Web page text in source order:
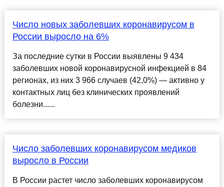
Число новых заболевших коронавирусом в
России выросло на 6%
За последние сутки в России выявлены 9 434
заболевших новой коронавирусной инфекцией в 84
регионах, из них 3 966 случаев (42,0%) — активно у
контактных лиц без клинических проявлений
болезни......
Число заболевших коронавирусом медиков
выросло в России
В России растет число заболевших коронавирусом